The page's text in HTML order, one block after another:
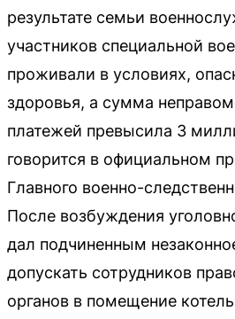
результате семьи
участников специальной
проживали в условиях,
здоровья, а сумма
платежей превысила 3
говорится в официальном
Главного военно-
После возбуждения
дал подчиненным
допускать сотрудников
органов в помещение